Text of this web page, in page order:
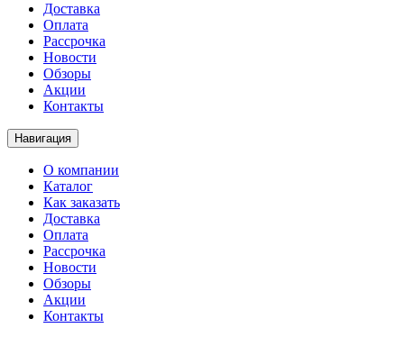
Доставка
Оплата
Рассрочка
Новости
Обзоры
Акции
Контакты
Навигация
О компании
Каталог
Как заказать
Доставка
Оплата
Рассрочка
Новости
Обзоры
Акции
Контакты